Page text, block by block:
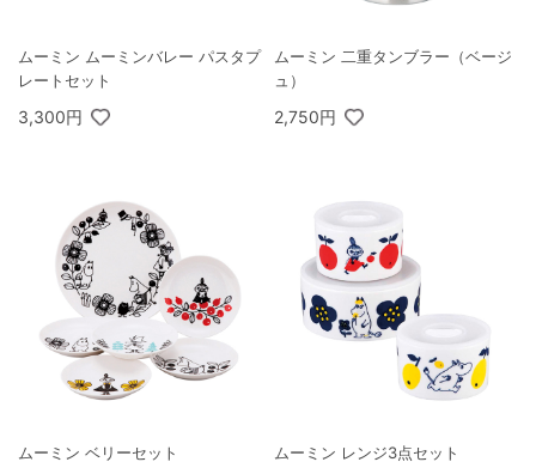
ムーミン ムーミンバレー パスタプ
レートセット
3,300円
ムーミン 二重タンブラー（ベージ
ュ）
2,750円
ムーミン ベリーセット ムーミン レンジ3点セット